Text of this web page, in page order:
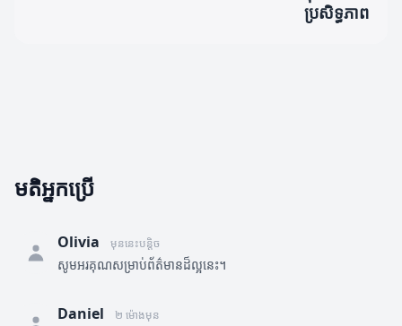
ប្រសិទ្ធភាព
មតិអ្នកប្រើ
Olivia មុននេះបន្តិច
សូមអរគុណសម្រាប់ព័ត៌មានដ៏ល្អនេះ។
Daniel ២ ម៉ោងមុន